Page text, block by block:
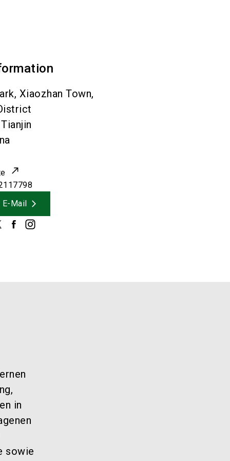
Xiaozhan Town,
Tianjin
E-Mail
in
sowie